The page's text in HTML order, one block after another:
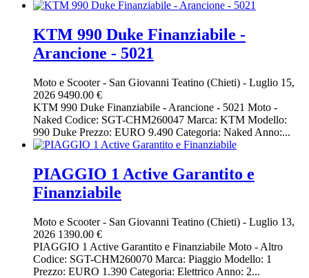
KTM 990 Duke Finanziabile -
Arancione - 5021
Moto e Scooter- San Giovanni Teatino (Chieti) - Luglio 15,
2026 9490.00 €
KTM 990 Duke Finanziabile - Arancione - 5021 Moto -
Naked Codice: SGT-CHM260047 Marca: KTM Modello:
990 Duke Prezzo: EURO 9.490 Categoria: Naked Anno:...
PIAGGIO 1 Active Garantito e
Finanziabile
Moto e Scooter- San Giovanni Teatino (Chieti) - Luglio 13,
2026 1390.00 €
PIAGGIO 1 Active Garantito e Finanziabile Moto - Altro
Codice: SGT-CHM260070 Marca: Piaggio Modello: 1
Prezzo: EURO 1.390 Categoria: Elettrico Anno: 2...